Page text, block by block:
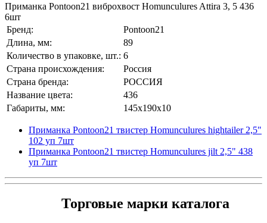
Приманка Pontoon21 виброхвост Homunculures Attira 3, 5 436
6шт
Бренд:
Pontoon21
Длина, мм:
89
Количество в упаковке, шт.: 6
Страна происхождения:
Россия
Страна бренда:
РОССИЯ
Название цвета:
436
Габариты, мм:
145x190x10
Приманка Pontoon21 твистер Homunculures hightailer 2,5"
102 уп 7шт
Приманка Pontoon21 твистер Homunculures jilt 2,5" 438
уп 7шт
Торговые марки каталога